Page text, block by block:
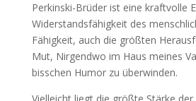
Perkinski-Brüder ist eine kraftvolle
Widerstandsfähigkeit des
Fähigkeit, auch die größten
Mut, Nirgendwo im Haus meines
bisschen Humor zu überwinden.